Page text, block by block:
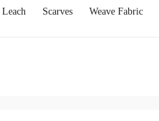
Leach Scarves Weave Fabric